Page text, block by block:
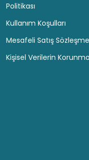
Politikası
Kullanım Koşulları
Mesafeli Satış
Kişisel Verilerin